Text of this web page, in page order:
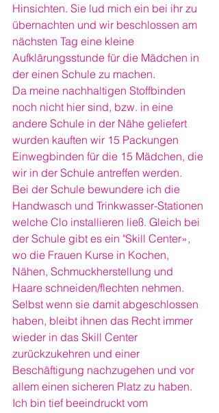
Hinsichten. Sie lud mich ein bei ihr zu
übernachten und wir beschlossen am
nächsten Tag eine kleine
Aufklärungsstunde für die Mädchen in
der einen Schule zu machen.
Da meine nachhaltigen Stoffbinden
noch nicht hier sind, bzw. in eine
andere Schule in der Nähe geliefert
wurden kauften wir 15 Packungen
Einwegbinden für die 15 Mädchen, die
wir in der Schule antreffen werden.
Bei der Schule bewundere ich die
Handwasch und Trinkwasser-Stationen
welche Clo installieren ließ. Gleich bei
der Schule gibt es ein "Skill Center»,
wo die Frauen Kurse in Kochen,
Nähen, Schmuckherstellung und
Haare schneiden/flechten nehmen.
Selbst wenn sie damit abgeschlossen
haben, bleibt ihnen das Recht immer
wieder in das Skill Center
zurückzukehren und einer
Beschäftigung nachzugehen und vor
allem einen sicheren Platz zu haben.
Ich bin tief beeindruckt vom